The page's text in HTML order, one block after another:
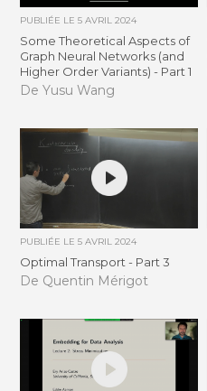
PUBLIÉE LE5 AVRIL 2024
Some Theoretical Aspects of
Graph Neural Networks (and
Higher Order Variants) - Part 1
De Yusu Wang
PUBLIÉE LE5 AVRIL 2024
Optimal Transport - Part 3
De Quentin Mérigot